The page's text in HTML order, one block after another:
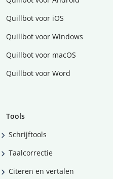
Quillbot voor iOS
Quillbot voor Windows
Quillbot voor macOS
Quillbot voor Word
Tools
Schrijftools
Taalcorrectie
Citeren en vertalen